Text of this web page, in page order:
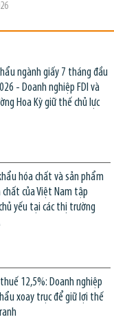
ngành giấy 7 tháng đầu
- Doanh nghiệp FDI và
Hoa Kỳ giữ thế chủ lực
hóa chất và sản phẩm
chất của Việt Nam tập
yếu tại các thị trường
12,5%: Doanh nghiệp
xoay trục để giữ lợi thế